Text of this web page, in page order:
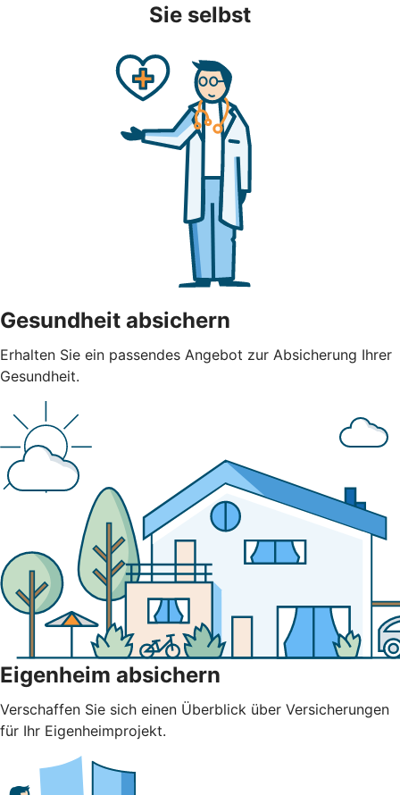
Sie selbst
Gesundheit absichern
Erhalten Sie ein passendes Angebot zur Absicherung Ihrer
Gesundheit.
Eigenheim absichern
Verschaffen Sie sich einen Überblick über Versicherungen
für Ihr Eigenheimprojekt.